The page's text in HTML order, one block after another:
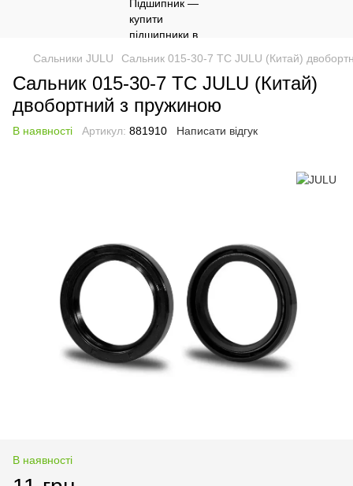
Сальники JULU Сальник 015-30-7 TC JULU (Китай)
Сальник 015-30-7 TC JULU (Китай)
двобортний з пружиною
В наявності Артикул: 881910 Написати відгук
В наявності